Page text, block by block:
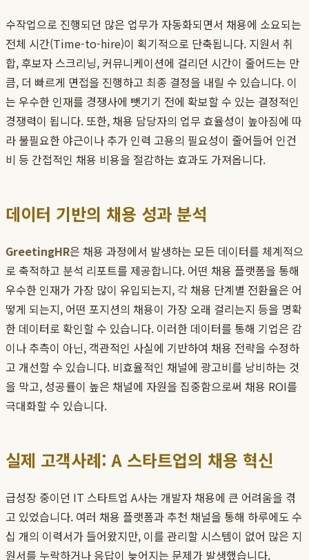
수작업으로 진행되던 많은 업무가 자동화되면서 채용에 소요되는
전체 시간(Time-to-hire)이 획기적으로 단축됩니다. 지원서 취
합, 후보자 스크리닝, 커뮤니케이션에 걸리던 시간이 줄어드는 만
큼, 더 빠르게 면접을 진행하고 최종 결정을 내릴 수 있습니다. 이
는 우수한 인재를 경쟁사에 뺏기기 전에 확보할 수 있는 결정적인
경쟁력이 됩니다. 또한, 채용 담당자의 업무 효율성이 높아짐에 따
라 불필요한 야근이나 추가 인력 고용의 필요성이 줄어들어 인건
비 등 간접적인 채용 비용을 절감하는 효과도 가져옵니다.
데이터 기반의 채용 성과 분석
GreetingHR은 채용 과정에서 발생하는 모든 데이터를 체계적으
로 축적하고 분석 리포트를 제공합니다. 어떤 채용 플랫폼을 통해
우수한 인재가 가장 많이 유입되는지, 각 채용 단계별 전환율은 어
떻게 되는지, 어떤 포지션의 채용이 가장 오래 걸리는지 등을 명확
한 데이터로 확인할 수 있습니다. 이러한 데이터를 통해 기업은 감
이나 추측이 아닌, 객관적인 사실에 기반하여 채용 전략을 수정하
고 개선할 수 있습니다. 비효율적인 채널에 광고비를 낭비하는 것
을 막고, 성공률이 높은 채널에 자원을 집중함으로써 채용 ROI를
극대화할 수 있습니다.
실제 고객사례: A 스타트업의 채용 혁신
급성장 중이던 IT 스타트업 A사는 개발자 채용에 큰 어려움을 겪
고 있었습니다. 여러 채용 플랫폼과 추천 채널을 통해 하루에도 수
십 개의 이력서가 들어왔지만, 이를 관리할 시스템이 없어 많은 지
원서를 누락하거나 응답이 늦어지는 문제가 발생했습니다.